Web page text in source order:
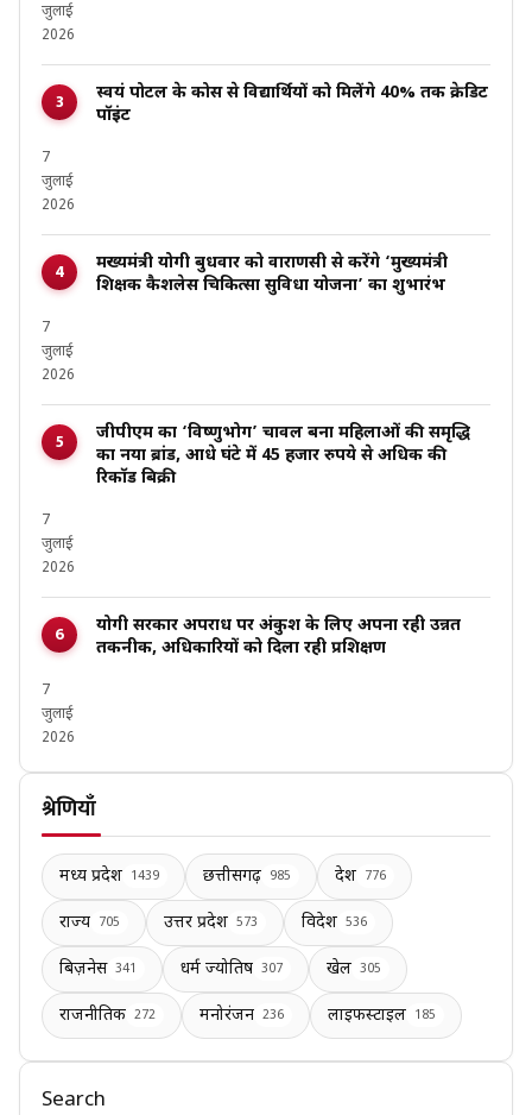
जुलाई
2026
स्वयं पोर्टल के कोर्स से विद्यार्थियों को मिलेंगे 40% तक क्रेडिट
पॉइंट
7
जुलाई
2026
मख्यमंत्री योगी बुधवार को वाराणसी से करेंगे ‘मुख्यमंत्री
शिक्षक कैशलेस चिकित्सा सुविधा योजना’ का शुभारंभ
7
जुलाई
2026
जीपीएम का ‘विष्णुभोग’ चावल बना महिलाओं की समृद्धि
का नया ब्रांड, आधे घंटे में 45 हजार रुपये से अधिक की
रिकॉर्ड बिक्री
7
जुलाई
2026
योगी सरकार अपराध पर अंकुश के लिए अपना रही उन्नत
तकनीक, अधिकारियों को दिला रही प्रशिक्षण
7
जुलाई
2026
श्रेणियाँ
मध्य प्रदेश 1439 छत्तीसगढ़ 985 देश 776
राज्य 705 उत्तर प्रदेश 573 विदेश 536
बिज़नेस 341 धर्म ज्योतिष 307 खेल 305
राजनीतिक 272 मनोरंजन 236 लाइफस्टाइल 185
Search